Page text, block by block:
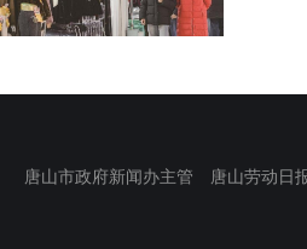
唐山市政府新闻办主管 唐山劳动日